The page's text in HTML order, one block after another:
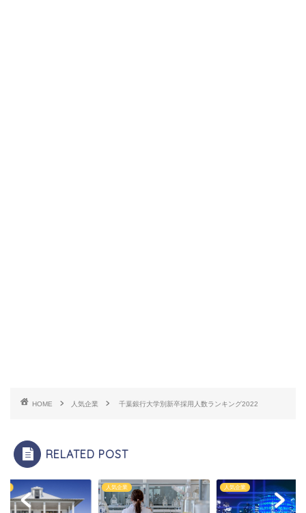
HOME 人気企業 千葉銀行大学別新卒採用人数ランキング2022
RELATED POST
人気企業 人気企業